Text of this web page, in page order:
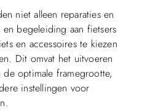
niet alleen reparaties en
begeleiding aan fietsers
en accessoires te kiezen
Dit omvat het uitvoeren
optimale framegrootte,
instellingen voor